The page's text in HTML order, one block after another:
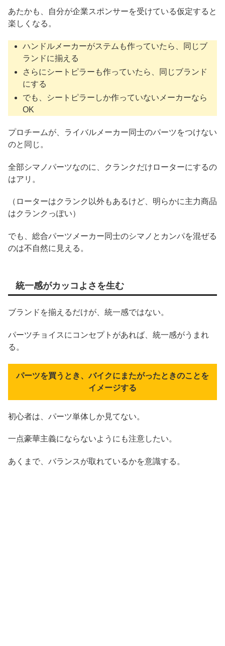
あたかも、自分が企業スポンサーを受けている仮定すると
楽しくなる。
ハンドルメーカーがステムも作っていたら、同じブ
ランドに揃える
さらにシートピラーも作っていたら、同じブランド
にする
でも、シートピラーしか作っていないメーカーなら
OK
プロチームが、ライバルメーカー同士のパーツをつけない
のと同じ。
全部シマノパーツなのに、クランクだけローターにするの
はアリ。
（ローターはクランク以外もあるけど、明らかに主力商品
はクランクっぽい）
でも、総合パーツメーカー同士のシマノとカンパを混ぜる
のは不自然に見える。
統一感がカッコよさを生む
ブランドを揃えるだけが、統一感ではない。
パーツチョイスにコンセプトがあれば、統一感がうまれ
る。
パーツを買うとき、バイクにまたがったときのことを
イメージする
初心者は、パーツ単体しか見てない。
一点豪華主義にならないようにも注意したい。
あくまで、バランスが取れているかを意識する。